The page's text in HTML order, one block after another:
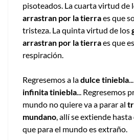
pisoteados. La cuarta virtud de
arrastran por la tierraes que
tristeza. La quinta virtud de los
arrastran por la tierraes que
respiración.
Regresemos a ladulce tiniebla
infinita tiniebla... Regresemos
mundo no quiere va a parar al
mundano, allí se extiende
que para el mundo es extraño.